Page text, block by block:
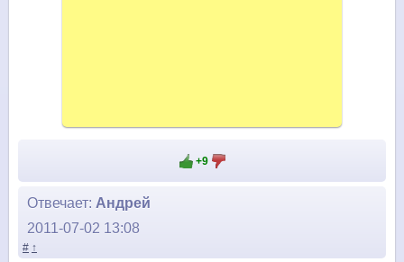
+9
Отвечает: Андрей
2011-07-02 13:08
# ↑